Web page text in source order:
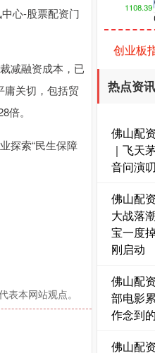
心-股票配资门
减融资成本，已
庸关切，包括贸
。
探索“民生保障
本网站观点。
创业板
热点资讯
佛山配
｜飞天
音问演叨
佛山配
大战落
宝一度
刚启动
佛山配
部电影
作念到
佛山配